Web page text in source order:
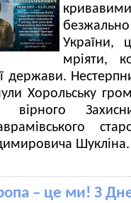
України,
мріяти,
держави.
Хорольську
вірного
Шукліна.
– це ми! З